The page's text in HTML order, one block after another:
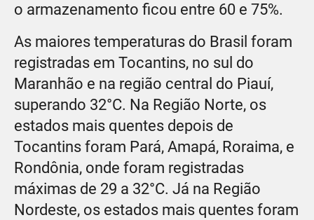
o armazenamento ficou entre 60 e 75%.
As maiores temperaturas do Brasil foram
registradas em Tocantins, no sul do
Maranhão e na região central do Piauí,
superando 32°C. Na Região Norte, os
estados mais quentes depois de
Tocantins foram Pará, Amapá, Roraima, e
Rondônia, onde foram registradas
máximas de 29 a 32°C. Já na Região
Nordeste, os estados mais quentes foram